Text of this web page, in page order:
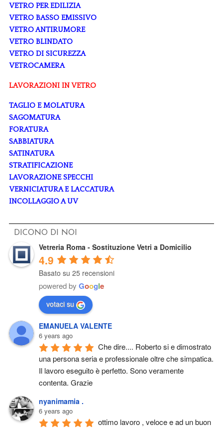
VETRO PER EDILIZIA
VETRO BASSO EMISSIVO
VETRO ANTIRUMORE
VETRO BLINDATO
VETRO DI SICUREZZA
VETROCAMERA
LAVORAZIONI IN VETRO
TAGLIO E MOLATURA
SAGOMATURA
FORATURA
SABBIATURA
SATINATURA
STRATIFICAZIONE
LAVORAZIONE SPECCHI
VERNICIATURA E LACCATURA
INCOLLAGGIO A UV
DICONO DI NOI
Vetreria Roma - Sostituzione Vetri a Domicilio
4.9
Basato su 25 recensioni
powered by Google
votaci su
EMANUELA VALENTE
6 years ago
Che dire.... Roberto si e dimostrato
una persona seria e professionale oltre che simpatica.
Il lavoro eseguito è perfetto. Sono veramente
contenta. Grazie
nyanimamia .
6 years ago
ottimo lavoro , veloce e ad un buon